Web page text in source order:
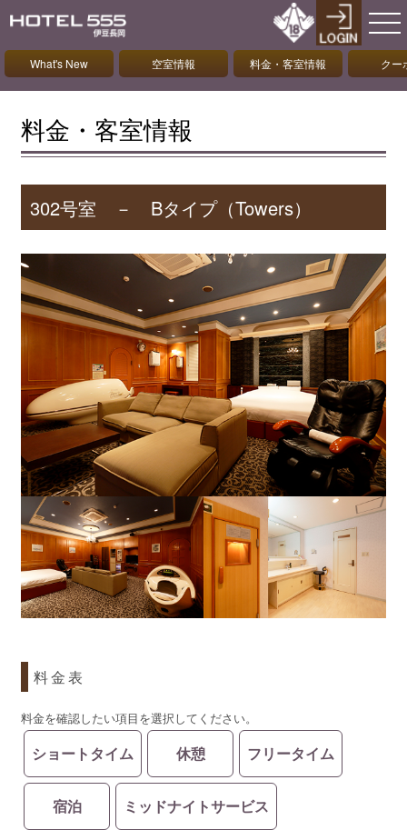
What's New 空室情報 料金・客室情報 クー
料金・客室情報
302号室 － Bタイプ（Towers）
料金表
料金を確認したい項目を選択してください。
ショートタイム 休憩 フリータイム
宿泊 ミッドナイトサービス